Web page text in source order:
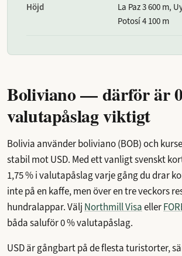
Höjd
La Paz 3 600 m,
Potosí 4 100 m
Boliviano — därför är
valutapåslag viktigt
Bolivia använder boliviano (BOB) och
stabil mot USD. Med ett vanligt svenskt
1,75 % i valutapåslag varje gång du drar
inte på en kaffe, men över en tre veckors
hundralappar. Välj Northmill Visaeller
båda saluför 0 % valutapåslag.
USD är gångbart på de flesta turistorter,